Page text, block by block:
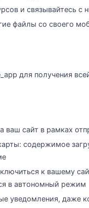
и связывайтесь с
файлы со своего
для получения
ваш сайт в рамках
содержимое
к вашему
в автономный режим
уведомления, даже